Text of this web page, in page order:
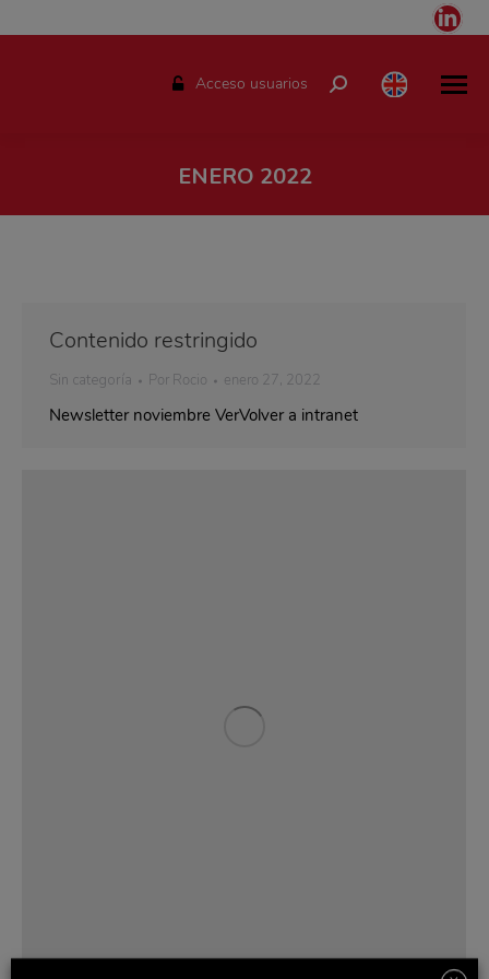
Acceso usuarios Buscar:
ENERO 2022
Contenido restringido
Sin categoría Por Rocio enero 27, 2022
Newsletter noviembre VerVolver a intranet